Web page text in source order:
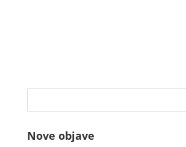
Nove objave